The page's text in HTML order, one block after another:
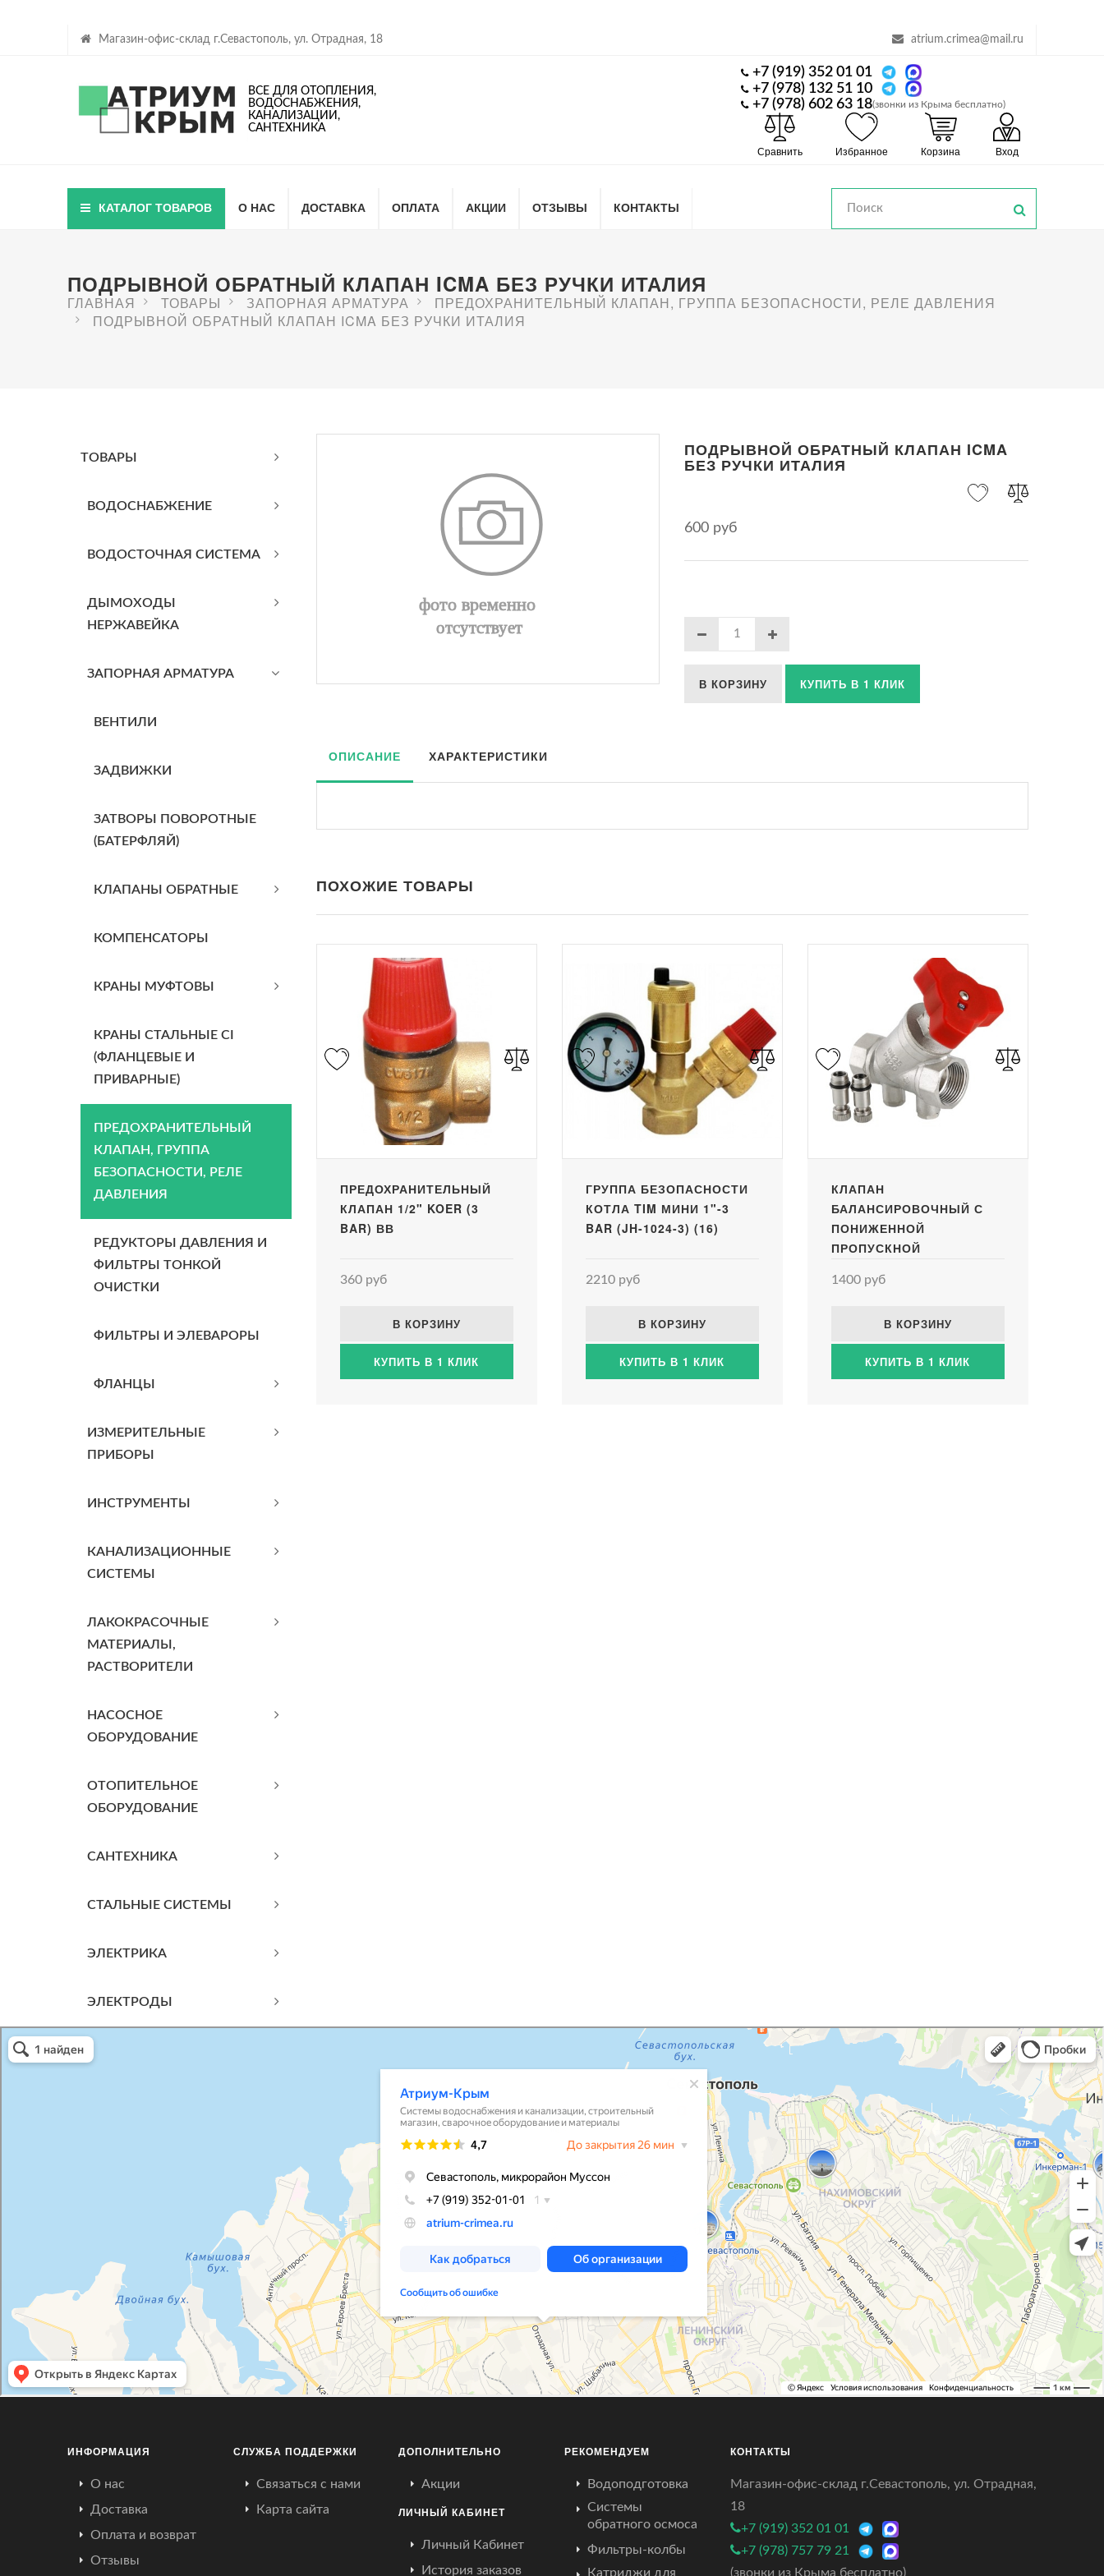
Магазин-офис-склад г.Севастополь, ул. Отрадная, 18 atrium.crimea@mail.ru
ВСЕ ДЛЯ ОТОПЛЕНИЯ,
ВОДОСНАБЖЕНИЯ,
КАНАЛИЗАЦИИ,
САНТЕХНИКА
+7 (919) 352 01 01
+7 (978) 132 51 10
+7 (978) 602 63 18(звонки из Крыма бесплатно)
Сравнить Избранное Корзина Вход
КАТАЛОГ ТОВАРОВ О НАС ДОСТАВКА ОПЛАТА АКЦИИ ОТЗЫВЫ КОНТАКТЫ
ПОДРЫВНОЙ ОБРАТНЫЙ КЛАПАН ICMA БЕЗ РУЧКИ ИТАЛИЯ
ГЛАВНАЯ ТОВАРЫ ЗАПОРНАЯ АРМАТУРА
ПРЕДОХРАНИТЕЛЬНЫЙ КЛАПАН, ГРУППА БЕЗОПАСНОСТИ, РЕЛЕ ДАВЛЕНИЯ
ПОДРЫВНОЙ ОБРАТНЫЙ КЛАПАН ICMA БЕЗ РУЧКИ ИТАЛИЯ
ТОВАРЫ
BОДОСНАБЖЕНИЕ
ВОДОСТОЧНАЯ СИСТЕМА
ДЫМОХОДЫ
НЕРЖАВЕЙКА
ЗАПОРНАЯ АРМАТУРА
ВЕНТИЛИ
ЗАДВИЖКИ
ЗАТВОРЫ ПОВОРОТНЫЕ
(БАТЕРФЛЯЙ)
КЛАПАНЫ ОБРАТНЫЕ
КОМПЕНСАТОРЫ
КРАНЫ МУФТОВЫ
КРАНЫ СТАЛЬНЫЕ CI
(ФЛАНЦЕВЫЕ И
ПРИВАРНЫЕ)
ПРЕДОХРАНИТЕЛЬНЫЙ
КЛАПАН, ГРУППА
БЕЗОПАСНОСТИ, РЕЛЕ
ДАВЛЕНИЯ
РЕДУКТОРЫ ДАВЛЕНИЯ И
ФИЛЬТРЫ ТОНКОЙ
ОЧИСТКИ
ФИЛЬТРЫ И ЭЛЕВАРОРЫ
ФЛАНЦЫ
ИЗМЕРИТЕЛЬНЫЕ
ПРИБОРЫ
ИНСТРУМЕНТЫ
КАНАЛИЗАЦИОННЫЕ
СИСТЕМЫ
ЛАКОКРАСОЧНЫЕ
МАТЕРИАЛЫ,
РАСТВОРИТЕЛИ
НАСОСНОЕ
ОБОРУДОВАНИЕ
ОТОПИТЕЛЬНОЕ
ОБОРУДОВАНИЕ
САНТЕХНИКА
СТАЛЬНЫЕ СИСТЕМЫ
ЭЛЕКТРИКА
ЭЛЕКТРОДЫ
ПОДРЫВНОЙ ОБРАТНЫЙ КЛАПАН ICMA
БЕЗ РУЧКИ ИТАЛИЯ
600 руб
В КОРЗИНУ КУПИТЬ В 1 КЛИК
ОПИСАНИЕ ХАРАКТЕРИСТИКИ
ПОХОЖИЕ ТОВАРЫ
ПРЕДОХРАНИТЕЛЬНЫЙ
КЛАПАН 1/2" KOER (3
BAR) ВВ
360 руб
В КОРЗИНУ
КУПИТЬ В 1 КЛИК
ГРУППА БЕЗОПАСНОСТИ
КОТЛА TIM МИНИ 1"-3
BAR (JH-1024-3) (16)
2210 руб
В КОРЗИНУ
КУПИТЬ В 1 КЛИК
КЛАПАН
БАЛАНСИРОВОЧНЫЙ С
ПОНИЖЕННОЙ
ПРОПУСКНОЙ
(KVS 2,8) (УП 1 ШТ)
1400 руб
В КОРЗИНУ
КУПИТЬ В 1 КЛИК
Атриум-Крым
Системы водоснабжения, отопления, канализации в Севастополе
Снабжение строительных объектов в Севастополе
ИНФОРМАЦИЯ
О нас
Доставка
Оплата и возврат
Отзывы
СЛУЖБА ПОДДЕРЖКИ
Связаться с нами
Карта сайта
ДОПОЛНИТЕЛЬНО
Акции
ЛИЧНЫЙ КАБИНЕТ
Личный Кабинет
История заказов
РЕКОМЕНДУЕМ
Водоподготовка
Системы
обратного осмоса
Фильтры-колбы
Катриджи для
КОНТАКТЫ
Магазин-офис-склад г.Севастополь, ул. Отрадная,
18
+7 (919) 352 01 01
+7 (978) 757 79 21
(звонки из Крыма бесплатно)